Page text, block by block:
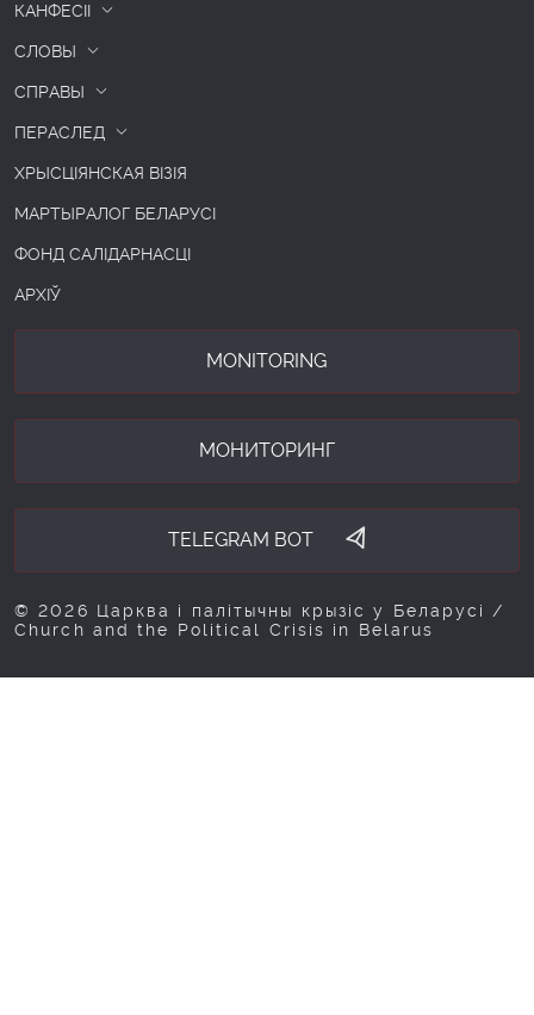
КАНФЕСІІ
СЛОВЫ
СПРАВЫ
ПЕРАСЛЕД
ХРЫСЦІЯНСКАЯ ВІЗІЯ
МАРТЫРАЛОГ БЕЛАРУСІ
ФОНД САЛІДАРНАСЦІ
АРХІЎ
MONITORING
МОНИТОРИНГ
TELEGRAM BOT
© 2026 Царква і палітычны крызіс у Беларусі /
Church and the Political Crisis in Belarus